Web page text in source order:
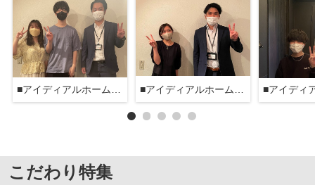
■アイディアルホーム大森本店■ ■アイディアルホーム大森本店■
こだわり特集